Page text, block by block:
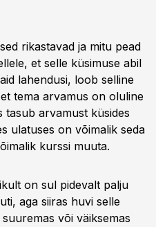
rikastavad ja mitu pead
et selle küsimuse abil
lahendusi, loob selline
tema arvamus on oluline
tasub arvamust küsides
ulatuses on võimalik seda
kurssi muuta.
on sul pidevalt palju
aga siiras huvi selle
või väiksemas